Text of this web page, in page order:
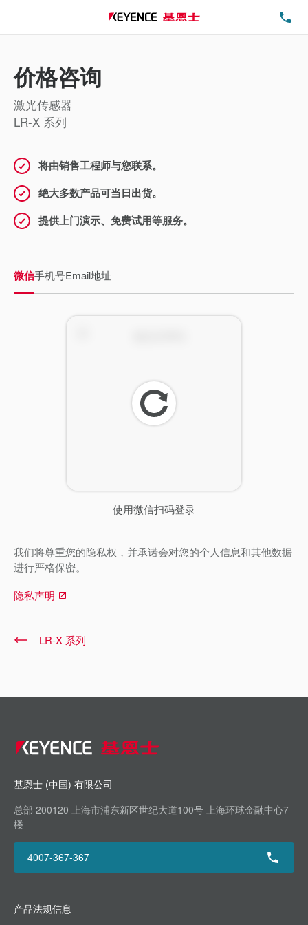
价格咨询
激光传感器
LR-X 系列
将由销售工程师与您联系。
绝大多数产品可当日出货。
提供上门演示、免费试用等服务。
微信手机号Email地址
使用微信扫码登录
刷
新
我们将尊重您的隐私权，并承诺会对您的个人信息和其他数据
进行严格保密。
隐私声明
LR-X 系列
基恩士 (中国) 有限公司
总部 200120 上海市浦东新区世纪大道100号 上海环球金融中心7
楼
4007-367-367
产品法规信息